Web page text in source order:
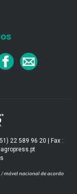
22 589 96 20 | Fax :
/ móvel nacional de acordo